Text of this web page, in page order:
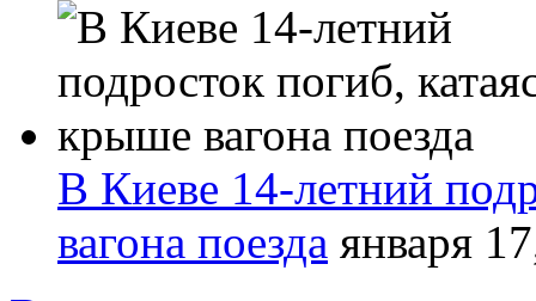
В Киеве 14-летний
вагона поезда января